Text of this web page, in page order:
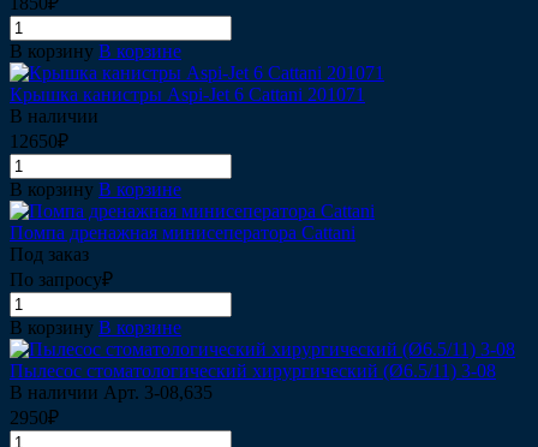
В корзину В корзине
Крышка канистры Aspi-Jet 6 Cattani 201071
В наличии
12650₽
В корзину В корзине
Помпа дренажная минисеператора Cattani
Под заказ
По запросу₽
В корзину В корзине
Пылесос стоматологический хирургический (Ø6.5/11) 3-08
В наличии Арт. 3-08,635
2950₽